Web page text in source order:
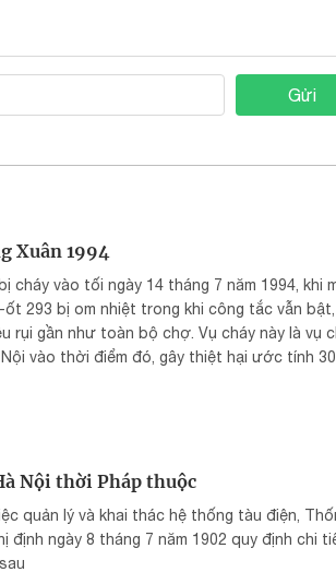
Gửi
Xuân 1994
cháy vào tối ngày 14 tháng 7 năm 1994, khi
293 bị om nhiệt trong khi công tắc vẫn
rụi gần như toàn bộ chợ. Vụ cháy này là vụ
vào thời điểm đó, gây thiệt hại ước tính
Nội thời Pháp thuộc
quản lý và khai thác hệ thống tàu điện,
định ngày 8 tháng 7 năm 1902 quy định chi